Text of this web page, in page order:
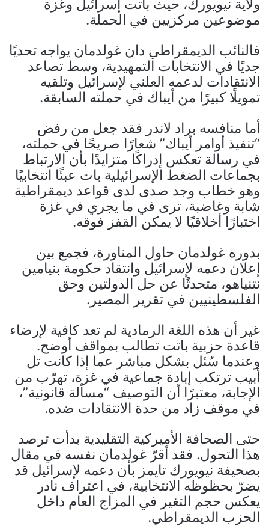
ولاية نيويورك، حيث باتت إسرائيل وغزة
موضوعين مركزيين في الحملة.
فالنائب الديمقراطي دان غولدمان يواجه تحديًا
جديًا في الانتخابات التمهيدية، وسط تصاعد
الانتقادات لدعمه العلني لإسرائيل وتلقيه
تمويلًا كبيرًا من أيباك في حملته السابقة.
أما منافسه براد لاندر فقد جعل من رفض
“تنفيذ أوامر أيباك” شعارًا صريحًا في حملته،
في رسالة تعكس إدراكًا متزايدًا بأن الارتباط
بجماعات الضغط الإسرائيلية بات عبئًا انتخابيًا
وهو خطاب وجد صدى لدى قواعد ديمقراطية
شابة وغاضبة، ترى في ما يجري في غزة
اختبارًا أخلاقيًا لا يمكن القفز فوقه.
بدوره غولدمان حاول المناورة، فجمع بين
إعلان دعمه لإسرائيل وانتقاد حكومة بنيامين
نتنياهو، متحدثًا عن حل الدولتين وحق
الفلسطينيين في تقرير المصير.
غير أن هذه اللغة الرمادية لم تعد كافية لإرضاء
قاعدة حزبية باتت تطالب بمواقف أوضح.
وعندما سُئل بشكل مباشر عما إذا كانت تل
أبيب ترتكب إبادة جماعية في غزة، تهرّب من
الإجابة، معتبرًا أن التوصيف “مسألة قانونية”،
في موقف زاد من حدة الانتقادات ضده.
حتى الصحافة الأميركية التقليدية بدأت ترصد
هذا التحول. فقد أقرّ غولدمان نفسه في مقال
بصحيفة نيويورك تايمز بأن دعمه لإسرائيل قد
يضرّ بحظوظه الانتخابية، في اعتراف نادر
يعكس حجم التغير في المزاج العام داخل
الحزب الديمقراطي.